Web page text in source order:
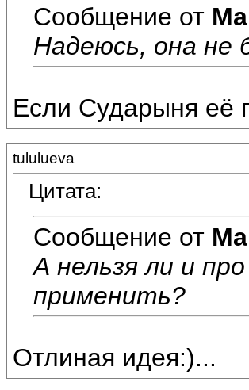
Сообщение от
Надеюсь, она не
Если Сударыня её
tululueva
Цитата:
Сообщение от
А нельзя ли и
применить?
Отлиная идея:)...